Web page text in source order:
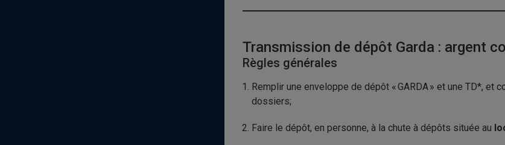
Transmission de dépôt Garda : argent
Règles générales
Remplir une enveloppe de dépôt « GARDA » et une TD*,
dossiers;
Faire le dépôt, en personne, à la chute à dépôts située au